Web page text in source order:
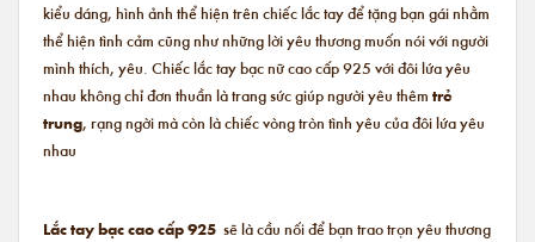
kiểu dáng, hình ảnh thể hiện trên chiếc lắc tay để tặng bạn gái nhằm
thể hiện tình cảm cũng như những lời yêu thương muốn nói với người
mình thích, yêu. Chiếclắc tay bạc nữ cao cấp925 với đôi lứa yêu
nhau không chỉ đơn thuần là trang sức giúp người yêu thêm trẻ
trung, rạng ngời mà còn là chiếc vòng tròn tình yêu của đôi lứa yêu
nhau
Lắc tay bạc cao cấp 925 sẽ là cầu nối để bạn trao trọn yêu thương